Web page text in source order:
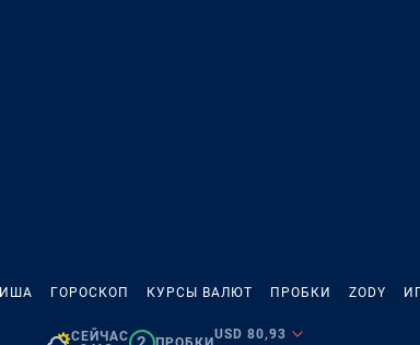
ГОРОСКОП КУРСЫ ВАЛЮТ ПРОБКИ ZODY
СЕЙЧАС
USD 80,93